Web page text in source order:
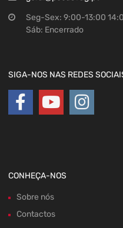
Seg-Sex: 9:00-13:00
Sáb: Encerrado
SIGA-NOS NAS REDES
CONHEÇA-NOS
Sobre nós
Contactos